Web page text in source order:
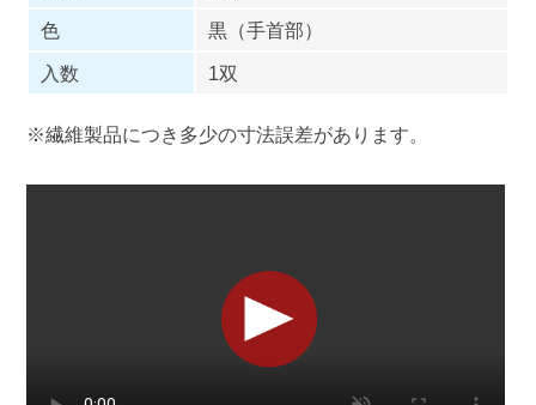
色
黒（手首部）
入数
1双
※繊維製品につき多少の寸法誤差があります。